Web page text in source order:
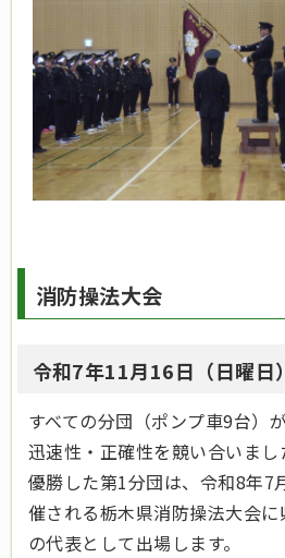
消防操法大会
令和7年11月16日（日曜日）
すべての分団（ポンプ車9台）
迅速性・正確性を競い合いまし
優勝した第1分団は、令和8年7
催される栃木県消防操法大会
の代表として出場します。